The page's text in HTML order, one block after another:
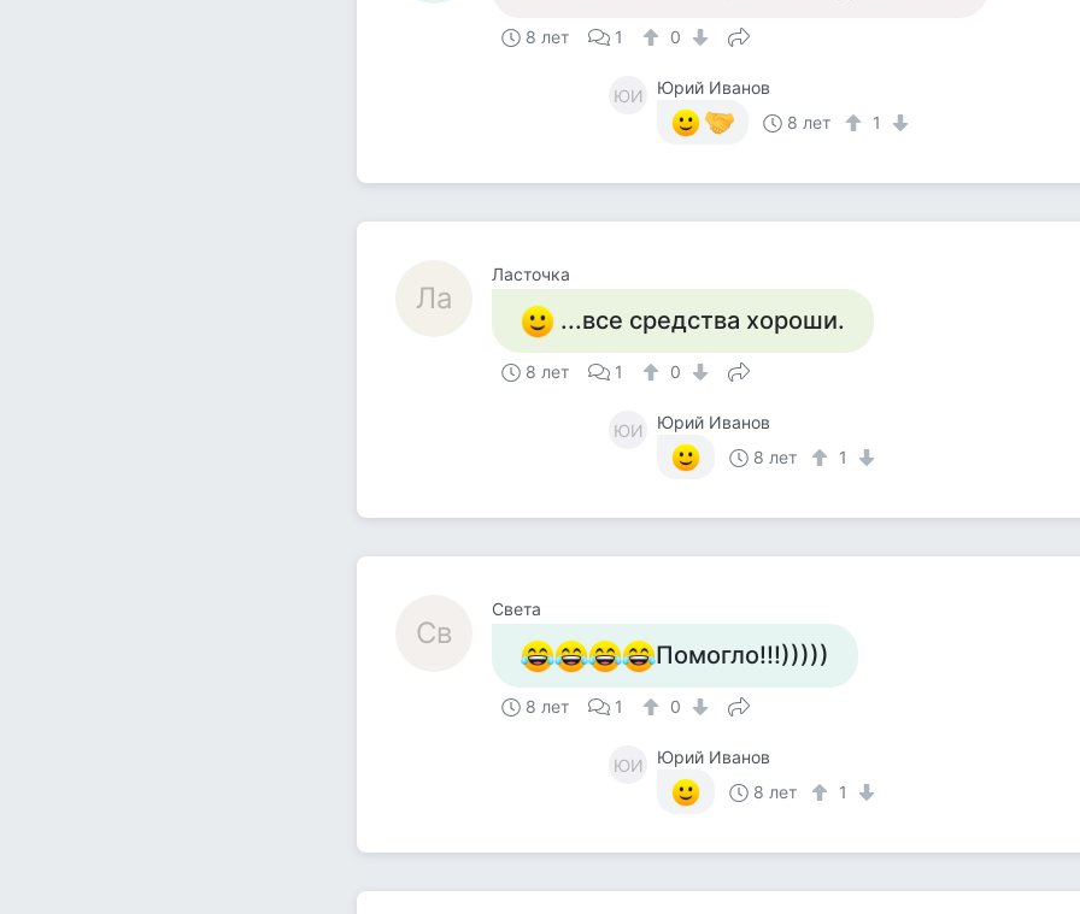
8 лет 1 0
ЮИ
Юрий Иванов
8 лет
1
Ла
Ласточка
...все средства хороши.
8 лет 1 0
ЮИ
Юрий Иванов
8 лет
1
Св
Света
Помогло!!!)))))
8 лет 1 0
ЮИ
Юрий Иванов
8 лет
1